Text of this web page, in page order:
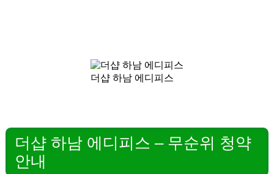
더샵 하남 에디피스
더샵 하남 에디피스 – 무순위 청약
안내